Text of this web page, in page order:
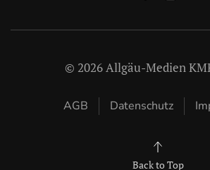
© 2026Allgäu-Medien
AGB Datenschutz
Back to Top